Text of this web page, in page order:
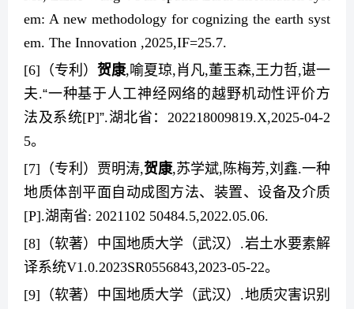
em: A new methodology for cognizing the earth syst
em. The Innovation ,2025,IF=25.7.
[6] （专利） 贺康, 喻夏琼, 肖凡,董玉森,王力哲,谌一
夫.“一种基于人工神经网络的越野机动性评价方
法及系统[P]”.湖北省： 202218009819.X,2025-04-2
5。
[7] （专利）贾明涛,贺康,苏学斌, 陈梅芳,刘鑫.一种
地质体剖平面自动成图方法、装置、设备及介质
[P].湖南省: 2021102 50484.5,2022.05.06.
[8] （软著）中国地质大学（武汉） .岩土水要素解
译系统V1.0.2023SR0556843,2023-05-22。
[9] （软著）中国地质大学（武汉） .地质灾害识别